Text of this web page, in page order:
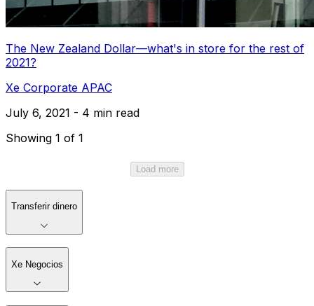
The New Zealand Dollar—what's in store for the rest of
2021?
Xe Corporate APAC
July 6, 2021 - 4 min read
Showing 1 of 1
Load more
Transferir dinero
Xe Negocios